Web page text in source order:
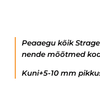
Peaaegu kõik
nende mõõtmed
Kuni+5-10 mm